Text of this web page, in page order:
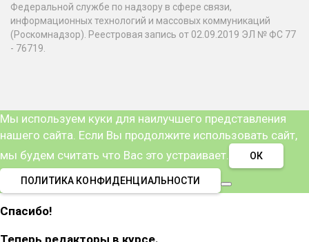
Федеральной службе по надзору в сфере связи,
информационных технологий и массовых коммуникаций
(Роскомнадзор). Реестровая запись от 02.09.2019 ЭЛ № ФС 77
- 76719.
Мы используем куки для наилучшего представления
нашего сайта. Если Вы продолжите использовать сайт,
мы будем считать что Вас это устраивает.
ОК
ПОЛИТИКА КОНФИДЕНЦИАЛЬНОСТИ
Спасибо!
Теперь редакторы в курсе.